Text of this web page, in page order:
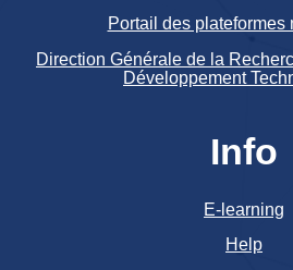
Portail des plateformes
Direction Générale de la
Développement
Info
E-learning
Help